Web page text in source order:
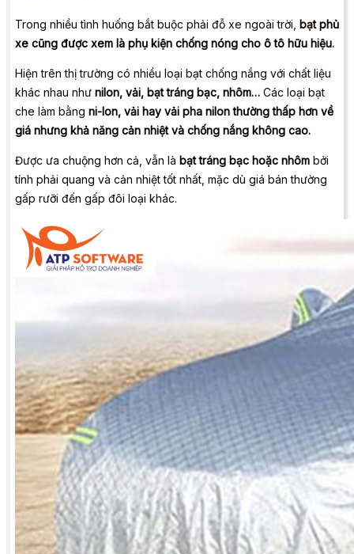
Trong nhiều tình huống bắt buộc phải đỗ xe ngoài trời, bạt phủ
xe cũng được xem là phụ kiện chống nóng cho ô tô hữu hiệu.
Hiện trên thị trường có nhiều loại bạt chống nắng với chất liệu
khác nhau như nilon, vải, bạt tráng bạc, nhôm… Các loại bạt
che làm bằng ni-lon, vải hay vải pha nilon thường thấp hơn về
giá nhưng khả năng cản nhiệt và chống nắng không cao.
Được ưa chuộng hơn cả, vẫn là bạt tráng bạc hoặc nhôm bởi
tính phải quang và cản nhiệt tốt nhất, mặc dù giá bán thường
gấp rưỡi đến gấp đôi loại khác.